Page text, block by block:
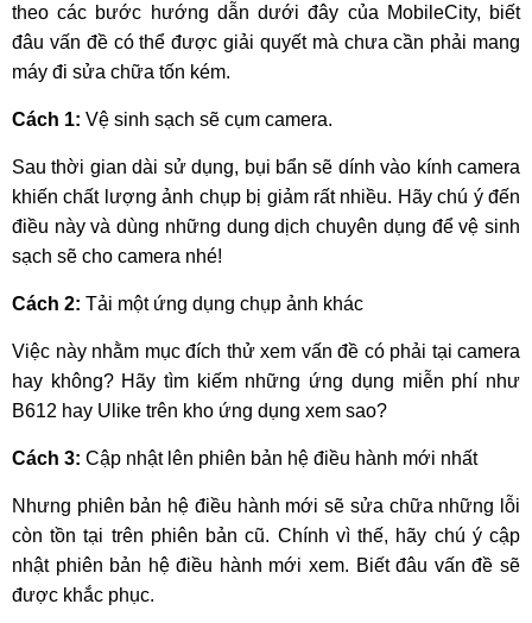
theo các bước hướng dẫn dưới đây của MobileCity, biết
đâu vấn đề có thể được giải quyết mà chưa cần phải mang
máy đi sửa chữa tốn kém.
Cách 1: Vệ sinh sạch sẽ cụm camera.
Sau thời gian dài sử dụng, bụi bẩn sẽ dính vào kính camera
khiến chất lượng ảnh chụp bị giảm rất nhiều. Hãy chú ý đến
điều này và dùng những dung dịch chuyên dụng để vệ sinh
sạch sẽ cho camera nhé!
Cách 2: Tải một ứng dụng chụp ảnh khác
Việc này nhằm mục đích thử xem vấn đề có phải tại camera
hay không? Hãy tìm kiếm những ứng dụng miễn phí như
B612 hay Ulike trên kho ứng dụng xem sao?
Cách 3: Cập nhật lên phiên bản hệ điều hành mới nhất
Nhưng phiên bản hệ điều hành mới sẽ sửa chữa những lỗi
còn tồn tại trên phiên bản cũ. Chính vì thế, hãy chú ý cập
nhật phiên bản hệ điều hành mới xem. Biết đâu vấn đề sẽ
được khắc phục.